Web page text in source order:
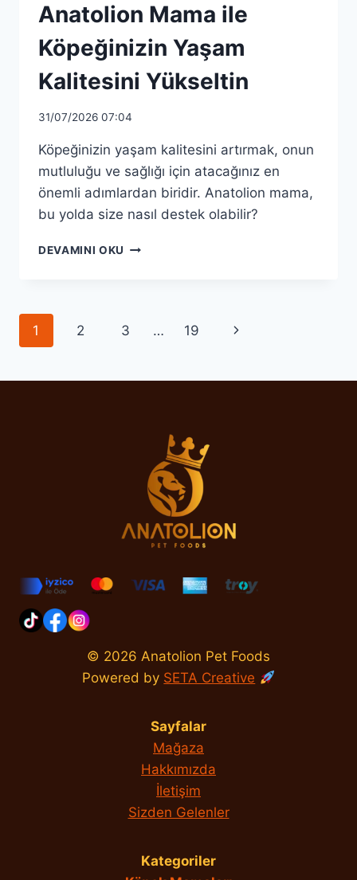
Anatolion Mama ile
Köpeğinizin Yaşam
Kalitesini Yükseltin
31/07/2026 07:04
Köpeğinizin yaşam kalitesini artırmak, onun
mutluluğu ve sağlığı için atacağınız en
önemli adımlardan biridir. Anatolion mama,
bu yolda size nasıl destek olabilir?
DEVAMINI OKU ANATOLION
KALITESINI
Page
1 2 3 … 19
Next
© 2026 Anatolion Pet Foods
Powered by SETA Creative
Sayfalar
Mağaza
Hakkımızda
İletişim
Sizden Gelenler
Kategoriler